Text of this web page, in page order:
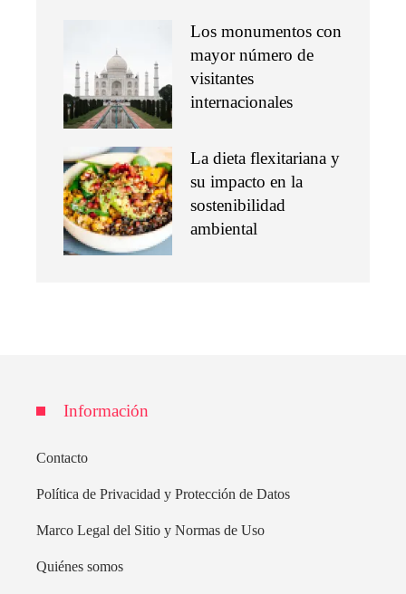
Los monumentos con
mayor número de
visitantes
internacionales
La dieta flexitariana y
su impacto en la
sostenibilidad
ambiental
Información
Contacto
Política de Privacidad y Protección de Datos
Marco Legal del Sitio y Normas de Uso
Quiénes somos